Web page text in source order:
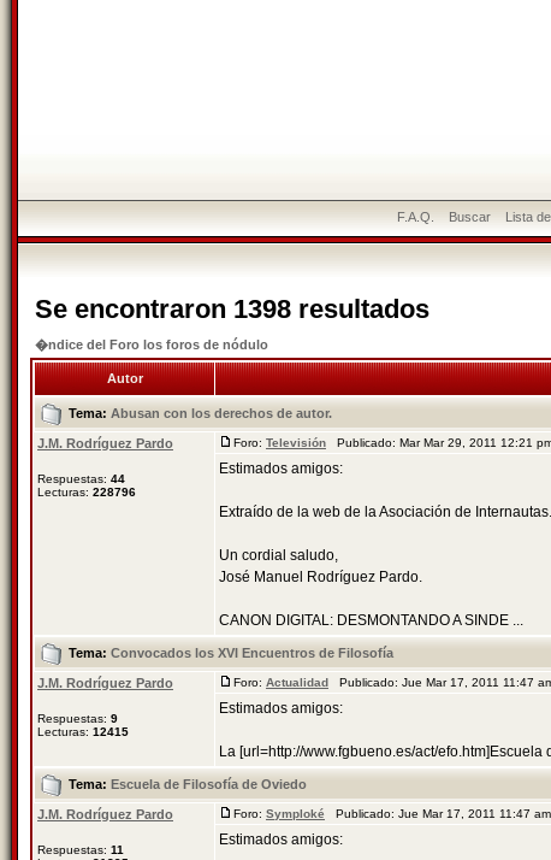
F.A.Q. Buscar Lista
Se encontraron 1398 resultados
�ndice del Foro los foros de nódulo
Autor
Tema: Abusan con los derechos de autor.
J.M. Rodríguez Pardo
Respuestas: 44
Lecturas: 228796
Foro: Televisión Publicado: Mar Mar 29, 2011 12:21
Estimados amigos:
Extraído de la web de la Asociación de
Un cordial saludo,
José Manuel Rodríguez Pardo.
CANON DIGITAL: DESMONTANDO A SINDE ...
Tema: Convocados los XVI Encuentros de Filosofía
J.M. Rodríguez Pardo
Respuestas: 9
Lecturas: 12415
Foro: Actualidad Publicado: Jue Mar 17, 2011 11:47
Estimados amigos:
La [url=http://www.fgbueno.es/act/
Tema: Escuela de Filosofía de Oviedo
J.M. Rodríguez Pardo
Respuestas: 11
Foro: Symploké Publicado: Jue Mar 17, 2011 11:47
Estimados amigos: